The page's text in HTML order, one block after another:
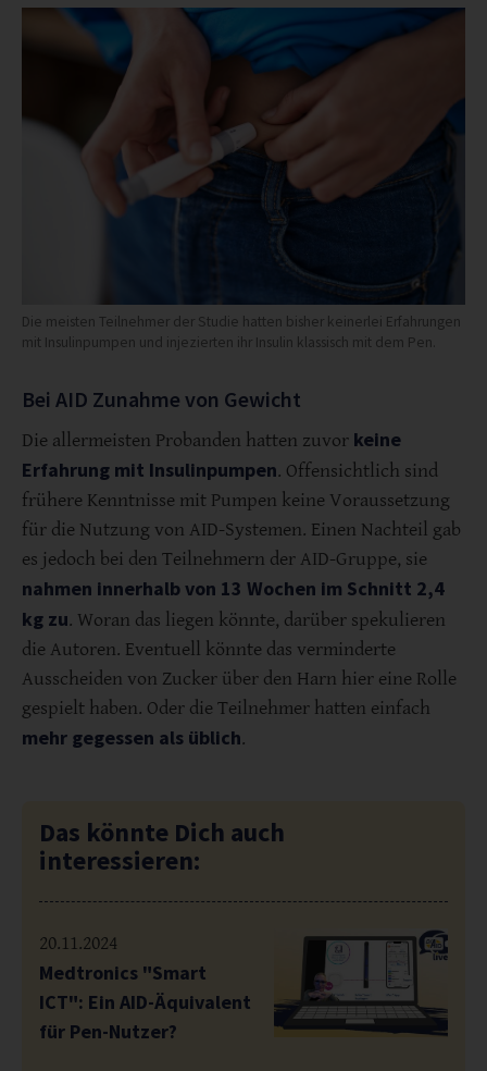
Die meisten Teilnehmer der Studie hatten bisher keinerlei Erfahrungen
mit Insulinpumpen und injezierten ihr Insulin klassisch mit dem Pen.
Bei AID Zunahme von Gewicht
Die allermeisten Probanden hatten zuvor keine
Erfahrung mit Insulinpumpen. Offensichtlich sind
frühere Kenntnisse mit Pumpen keine Voraussetzung
für die Nutzung von AID-Systemen. Einen Nachteil gab
es jedoch bei den Teilnehmern der AID-Gruppe, sie
nahmen innerhalb von 13 Wochen im Schnitt 2,4
kg zu. Woran das liegen könnte, darüber spekulieren
die Autoren. Eventuell könnte das verminderte
Ausscheiden von Zucker über den Harn hier eine Rolle
gespielt haben. Oder die Teilnehmer hatten einfach
mehr gegessen als üblich.
Das könnte Dich auch
interessieren:
20.11.2024
Medtronics "Smart
ICT": Ein AID-Äquivalent
für Pen-Nutzer?